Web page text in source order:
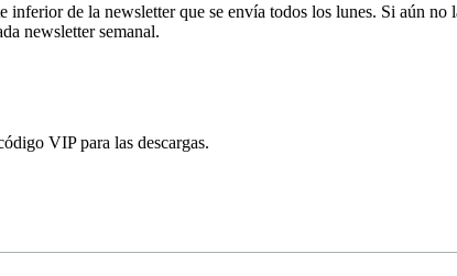
inferior de la newsletter que se envía todos los lunes. Si aún no
newsletter semanal.
VIP para las descargas.